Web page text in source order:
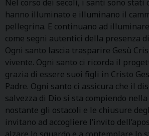
Nel corso dei secoli, i santi sono stati
hanno illuminato e illuminano il
pellegrina. E continuano ad
come segni autentici della presenza
Ogni santo lascia trasparire Gesù
vivente. Ogni santo ci ricorda il
grazia di essere suoi figli in Cristo
Padre. Ogni santo ci assicura che il
salvezza di Dio si sta compiendo
nostante gli ostacoli e le chiusure
invitano ad accogliere l’invito